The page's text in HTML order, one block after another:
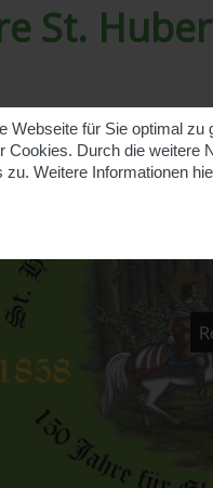
Webseite für Sie optimal
Cookies. Durch die weitere
zu. Weitere Informationen
St.